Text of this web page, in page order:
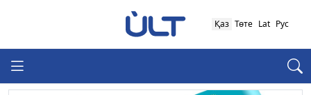
Қаз Төте Lat Рус